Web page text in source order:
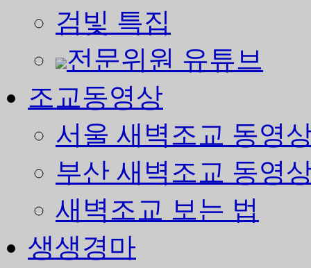
검빛 특집
전문위원 유튜브
조교동영상
서울 새벽조교 동영
부산 새벽조교 동영
새벽조교 보는 법
생생경마